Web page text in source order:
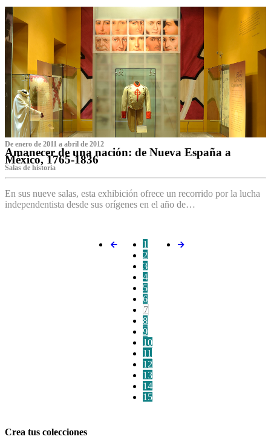
De enero de 2011 a abril de 2012
Amanecer de una nación: de Nueva España a
México, 1765-1836
Salas de historia
En sus nueve salas, esta exhibición ofrece un recorrido por la lucha
independentista desde sus orígenes en el año de…
1
2
3
4
5
6
7
8
9
10
11
12
13
14
15
Crea tus colecciones